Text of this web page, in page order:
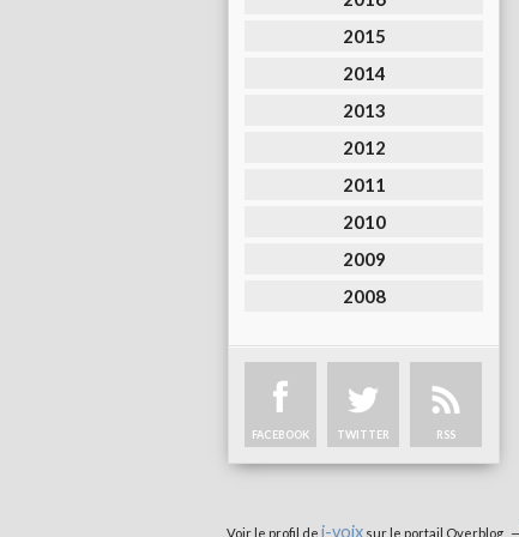
2015
2014
2013
2012
2011
2010
2009
2008
FACEBOOK TWITTER RSS
Voir le profil de i-voixsur le portail Overblog